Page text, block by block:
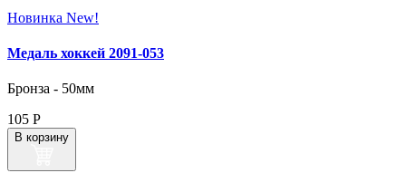
Новинка New!
Медаль хоккей 2091‑053
Бронза - 50мм
105 Р
В корзину